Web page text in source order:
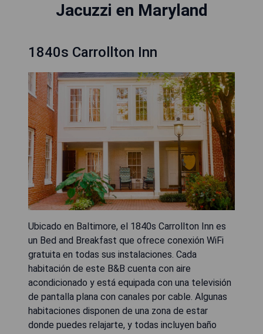
Jacuzzi en Maryland
1840s Carrollton Inn
Ubicado en Baltimore, el 1840s Carrollton Inn es
un Bed and Breakfast que ofrece conexión WiFi
gratuita en todas sus instalaciones. Cada
habitación de este B&B cuenta con aire
acondicionado y está equipada con una televisión
de pantalla plana con canales por cable. Algunas
habitaciones disponen de una zona de estar
donde puedes relajarte, y todas incluyen baño